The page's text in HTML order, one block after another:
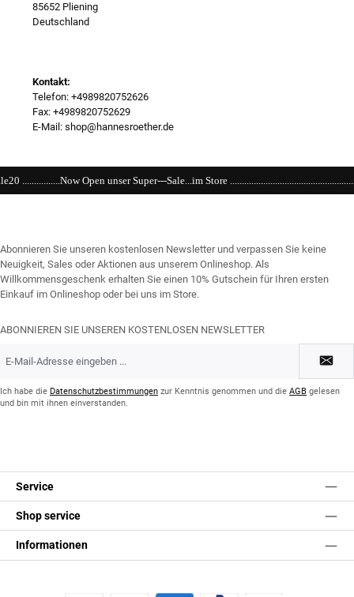
85652 Pliening
Deutschland
Kontakt:
Telefon: +4989820752626
Fax: +4989820752629
E-Mail: shop@hannesroether.de
unser Super---Sale...im Store
Abonnieren Sie unseren kostenlosen Newsletter und verpassen Sie keine
Neuigkeit, Sales oder Aktionen aus unserem Onlineshop. Als
Willkommensgeschenk erhalten Sie einen 10% Gutschein für Ihren ersten
Einkauf im Onlineshop oder bei uns im Store.
ABONNIEREN SIE UNSEREN KOSTENLOSEN NEWSLETTER
Mail-
*Ich habe die Datenschutzbestimmungen zur Kenntnis genommen und die AGB gelesen
und bin mit ihnen einverstanden.
Service
Shop service
Informationen